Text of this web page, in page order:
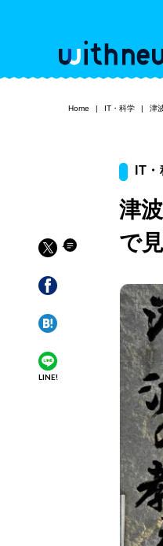
Home IT・科学 津
LINE!
IT
津
で